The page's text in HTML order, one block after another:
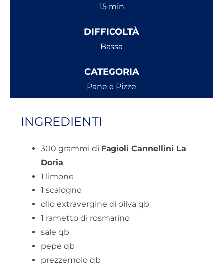
15 min
DIFFICOLTÀ
Bassa
CATEGORIA
Pane e Pizze
INGREDIENTI
300 grammi di Fagioli Cannellini La
Doria
1 limone
1 scalogno
olio extravergine di oliva qb
1 rametto di rosmarino
sale qb
pepe qb
prezzemolo qb